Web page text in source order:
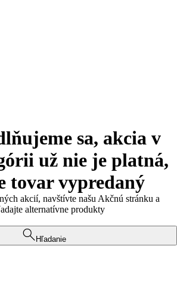
sa, akcia v
už nie je platná,
tovar vypredaný
akcií, navštívte našu Akčnú stránku a
alternatívne produkty
Hľadanie